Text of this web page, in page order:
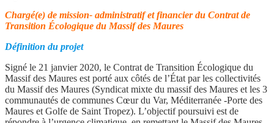
Chargé(e) de mission- administratif et financier du Contrat de
Transition Écologique du Massif des Maures
Définition du projet
Signé le 21 janvier 2020, le Contrat de Transition Écologique du
Massif des Maures est porté aux côtés de l’État par les collectivités
du Massif des Maures (Syndicat mixte du massif des Maures et les 3
communautés de communes Cœur du Var, Méditerranée -Porte des
Maures et Golfe de Saint Tropez). L’objectif poursuivi est de